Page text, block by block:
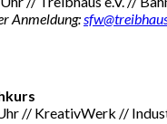
Anmeldung:
// KreativWerk //